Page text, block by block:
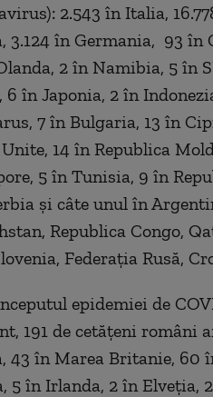
2.543 în Italia,
3.124 în Germania, 93 în
2 în Namibia, 5 în
6 în Japonia, 2 în
7 în Bulgaria, 13 în
14 în Republica
5 în Tunisia, 9 în
și câte unul în
Republica Congo,
Federația Rusă,
epidemiei de
191 de cetățeni români
43 în Marea Britanie, 60
5 în Irlanda, 2 în Elveția,